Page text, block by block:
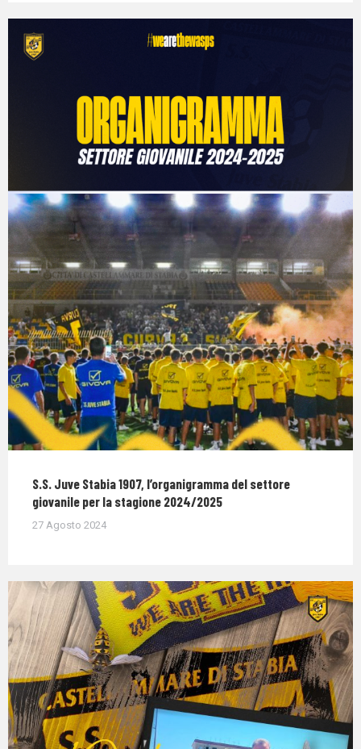
S.S. Juve Stabia 1907, l’organigramma del settore
giovanile per la stagione 2024/2025
27 Agosto 2024